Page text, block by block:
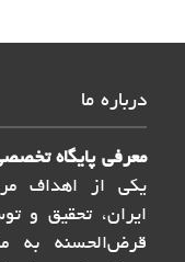
درباره ما
معرفی پایگاه
یکی از اهداف
ایران، تحقیق و
قرض‌الحسنه به